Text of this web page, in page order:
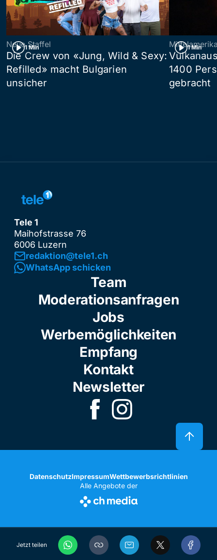
Jetzt teilen
1 Min
Neue Staffel
Die Crew von «Jung, Wild & Sexy:
Refilled» macht Bulgarien
unsicher
1 Min
1400
gebracht
Tele 1
Maihofstrasse 76
6006 Luzern
redaktion@tele1.ch
WhatsApp schicken
Team
Moderationsanfragen
Jobs
Werbemöglichkeiten
Empfang
Kontakt
Newsletter
DatenschutzImpressumWettbewerbsrichtlinien
Alle Angebote der